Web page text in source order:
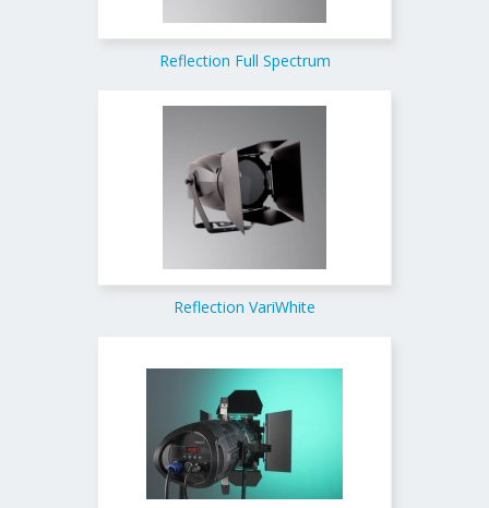
Reflection Full Spectrum
Reflection VariWhite